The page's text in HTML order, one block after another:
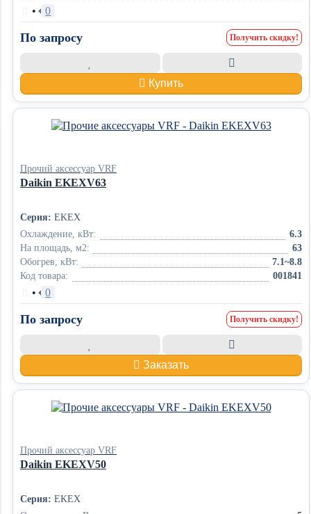
• 0
По запросу Получить скидку!
Купить
Прочий аксессуар VRF
Daikin EKEXV63
Серия: EKEX
Охлаждение, кВт:
6.3
На площадь, м2:
63
Обогрев, кВт:
7.1~8.8
Код товара:
001841
• 0
По запросу Получить скидку!
Заказать
Прочий аксессуар VRF
Daikin EKEXV50
Серия: EKEX